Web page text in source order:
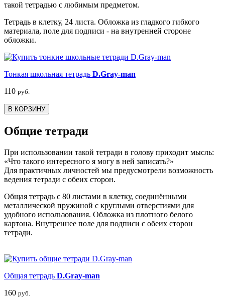
такой тетрадью c любимым предметом.
Тетрадь в клетку, 24 листа. Обложка из гладкого гибкого
материала, поле для подписи - на внутренней стороне
обложки.
Тонкая школьная тетрадь D.Gray-man
110 руб.
В КОРЗИНУ
Общие тетради
При использовании такой тетради в голову приходит мысль:
«Что такого интересного я могу в ней записать?»
Для практичных личностей мы предусмотрели возможность
ведения тетради с обеих сторон.
Общая тетрадь с 80 листами в клетку, соединёнными
металлической пружиной с круглыми отверстиями для
удобного использования. Обложка из плотного белого
картона. Внутреннее поле для подписи с обеих сторон
тетради.
Общая тетрадь D.Gray-man
160 руб.